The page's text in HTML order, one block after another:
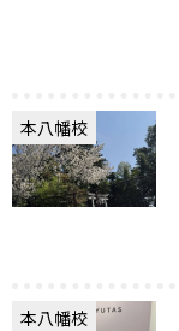
本八幡校
本八幡校